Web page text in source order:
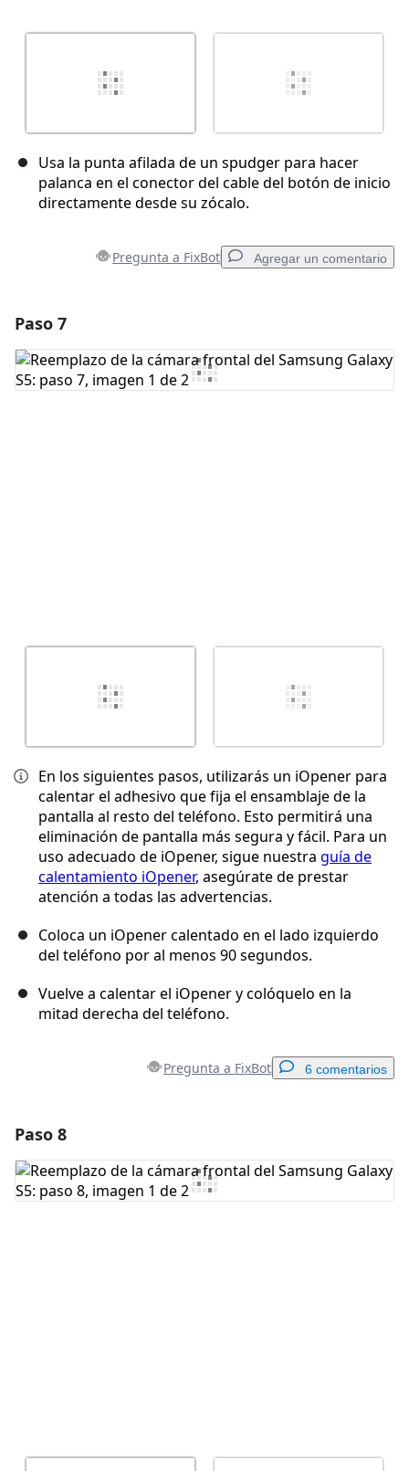
Usa la punta afilada de un spudger para hacer
palanca en el conector del cable del botón de inicio
directamente desde su zócalo.
Pregunta a FixBot Agregar un comentario
Agregar Comentario
Paso 7
En los siguientes pasos, utilizarás un iOpener para
calentar el adhesivo que fija el ensamblaje de la
pantalla al resto del teléfono. Esto permitirá una
eliminación de pantalla más segura y fácil. Para un
uso adecuado de iOpener, sigue nuestra guía de
calentamiento iOpener, asegúrate de prestar
atención a todas las advertencias.
Coloca un iOpener calentado en el lado izquierdo
del teléfono por al menos 90 segundos.
Vuelve a calentar el iOpener y colóquelo en la
mitad derecha del teléfono.
Pregunta a FixBot 6 comentarios
Agregar Comentario
Paso 8